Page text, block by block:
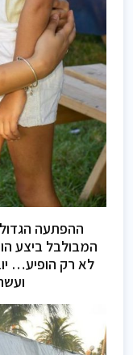
ההפתעה
המבולבל ביצע
לא רק הופיע…